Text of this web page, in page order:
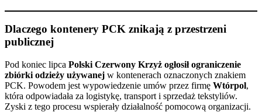
Dlaczego kontenery PCK znikają z przestrzeni
publicznej
Pod koniec lipca Polski Czerwony Krzyż ogłosił ograniczenie
zbiórki odzieży używanej w kontenerach oznaczonych znakiem
PCK. Powodem jest wypowiedzenie umów przez firmę Wtórpol,
która odpowiadała za logistykę, transport i sprzedaż tekstyliów.
Zyski z tego procesu wspierały działalność pomocową organizacji.